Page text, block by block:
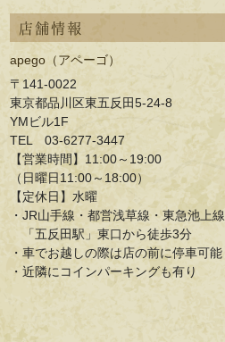
店舗情報
apego（アペーゴ）
〒141-0022
東京都品川区東五反田5-24-8
YMビル1F
TEL 03-6277-3447
【営業時間】11:00～19:00
（日曜日11:00～18:00）
【定休日】水曜
・JR山手線・都営浅草線・東急池上線
「五反田駅」東口から徒歩3分
・車でお越しの際は店の前に停車可能
・近隣にコインパーキングも有り